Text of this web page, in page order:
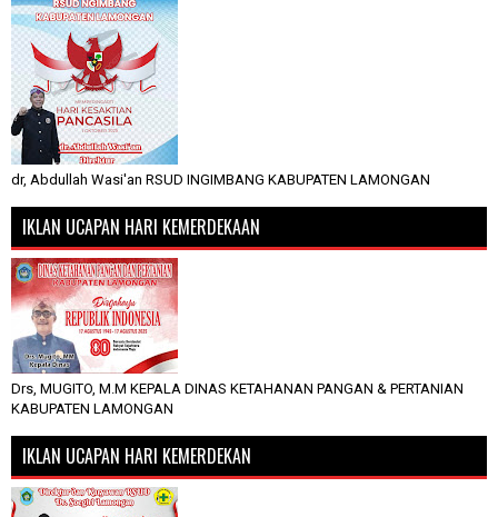
dr, Abdullah Wasi'an RSUD INGIMBANG KABUPATEN LAMONGAN
IKLAN UCAPAN HARI KEMERDEKAAN
Drs, MUGITO, M.M KEPALA DINAS KETAHANAN PANGAN & PERTANIAN
KABUPATEN LAMONGAN
IKLAN UCAPAN HARI KEMERDEKAN